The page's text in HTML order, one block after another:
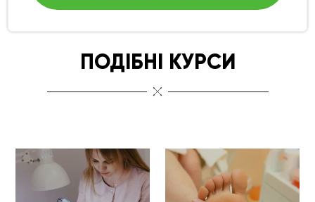
ПОДІБНІ КУРСИ